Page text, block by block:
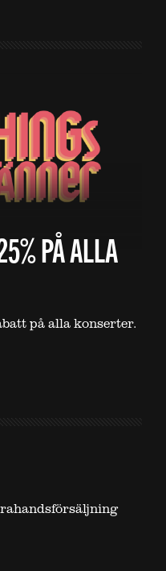
PÅ ALLA
på alla konserter.